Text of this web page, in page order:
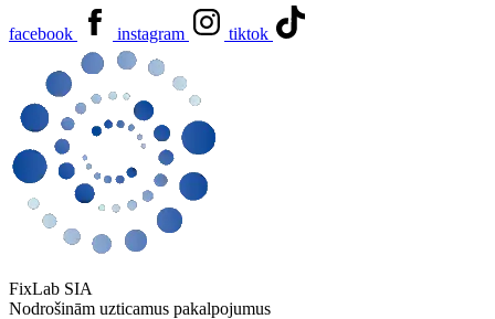
facebook instagram tiktok
FixLab SIA
Nodrošinām uzticamus pakalpojumus